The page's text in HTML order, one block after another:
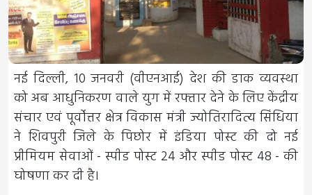
नई दिल्ली, 10 जनवरी (वीएनआई) देश की डाक व्यवस्था
को अब आधुनिकरण वाले युग में रफ्तार देने के लिए केंद्रीय
संचार एवं पूर्वोत्तर क्षेत्र विकास मंत्री ज्योतिरादित्य सिंधिया
ने शिवपुरी जिले के पिछोर में इंडिया पोस्ट की दो नई
प्रीमियम सेवाओं - स्पीड पोस्ट 24 और स्पीड पोस्ट 48 - की
घोषणा कर दी है।